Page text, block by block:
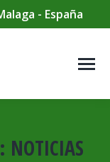
- España
NOTICIAS